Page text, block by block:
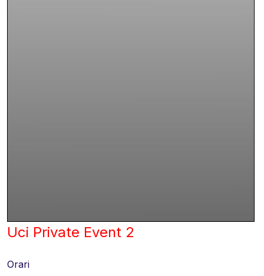
Uci Private Event 2
Orari